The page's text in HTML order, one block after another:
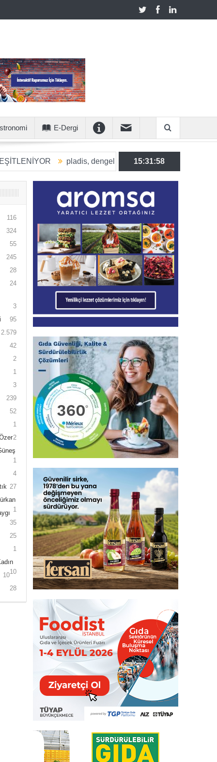
E-Dergi
pladis, dengeli beslenmeye katkı sunan ürün hacmini
15:31:59
116
324
55
245
28
24
3
95
2.579
42
2
1
3
239
52
1
2
1
4
27
1
35
25
1
10
10
28